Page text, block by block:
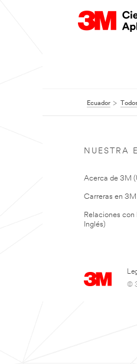
Ecuador
NUESTRA
Acerca de 3M
Carreras en 3M
Relaciones con
Inglés)
©